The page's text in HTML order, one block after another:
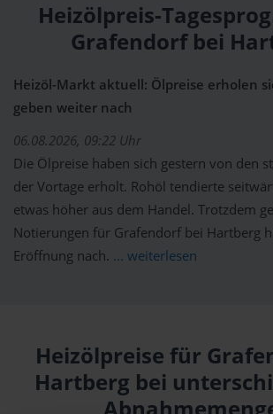
Heizölpreis-
Grafendorf bei
Heizöl-Markt aktuell: Ölpreise erholen
geben weiter nach
06.08.2026, 09:22 Uhr
Die Ölpreise haben sich gestern von den
der Vortage erholt. Rohöl tendierte
etwas höher aus dem Handel. Trotzdem
Notierungen für Grafendorf bei Hartberg
Eröffnung nach. ... weiterlesen
Heizölpreise für
Hartberg bei